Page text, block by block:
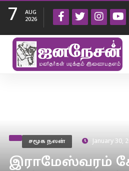
7
AUG
2026
சமூக நலன் January 30,
இராமேஸ்வரம்